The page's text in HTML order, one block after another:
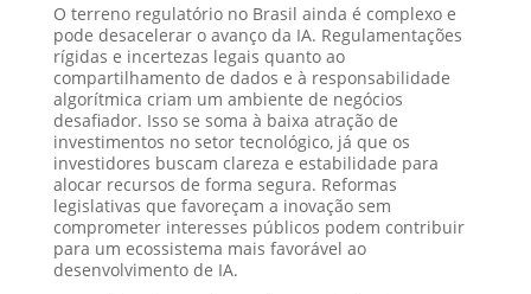
O terreno regulatório no Brasil ainda é complexo e
pode desacelerar o avanço da IA. Regulamentações
rígidas e incertezas legais quanto ao
compartilhamento de dados e à responsabilidade
algorítmica criam um ambiente de negócios
desafiador. Isso se soma à baixa atração de
investimentos no setor tecnológico, já que os
investidores buscam clareza e estabilidade para
alocar recursos de forma segura. Reformas
legislativas que favoreçam a inovação sem
comprometer interesses públicos podem contribuir
para um ecossistema mais favorável ao
desenvolvimento de IA.